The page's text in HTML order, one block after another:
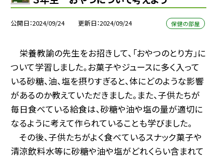
公開日 2024/09/24 更新日 2024/09/24 保健の部屋
栄養教諭の先生をお招きして、「おやつのとり方」に
ついて学習しました。お菓子やジュースに多く入って
いる砂糖、油、塩を摂りすぎると、体にどのような影響
があるのか教えていただきました。また、子供たちが
毎日食べている給食は、砂糖や油や塩の量が適切に
なるように考えて作られていることも学びました。
その後、子供たちがよく食べているスナック菓子や
清涼飲料水等に砂糖や油や塩がどれくらい含まれて